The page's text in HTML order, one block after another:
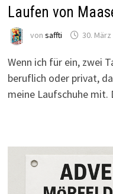
Laufen von
von saffti 30. März
Wenn ich für ein, zwei
beruflich oder privat,
meine Laufschuhe